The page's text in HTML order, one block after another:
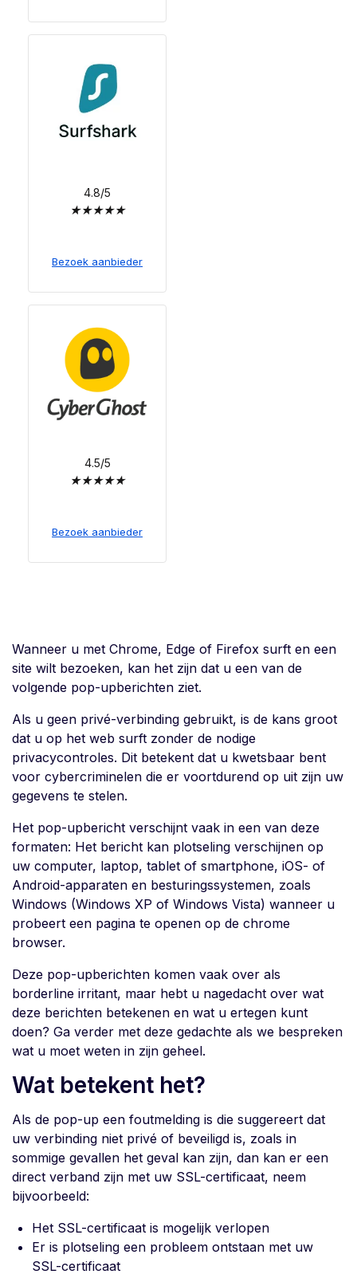
4.8/5
★★★★★
Bezoek aanbieder
4.5/5
★★★★★
Bezoek aanbieder
Wanneer u met Chrome, Edge of Firefox surft en een
site wilt bezoeken, kan het zijn dat u een van de
volgende pop-upberichten ziet.
Als u geen privé-verbinding gebruikt, is de kans groot
dat u op het web surft zonder de nodige
privacycontroles. Dit betekent dat u kwetsbaar bent
voor cybercriminelen die er voortdurend op uit zijn uw
gegevens te stelen.
Het pop-upbericht verschijnt vaak in een van deze
formaten: Het bericht kan plotseling verschijnen op
uw computer, laptop, tablet of smartphone, iOS- of
Android-apparaten en besturingssystemen, zoals
Windows (Windows XP of Windows Vista) wanneer u
probeert een pagina te openen op de chrome
browser.
Deze pop-upberichten komen vaak over als
borderline irritant, maar hebt u nagedacht over wat
deze berichten betekenen en wat u ertegen kunt
doen? Ga verder met deze gedachte als we bespreken
wat u moet weten in zijn geheel.
Wat betekent het?
Als de pop-up een foutmelding is die suggereert dat
uw verbinding niet privé of beveiligd is, zoals in
sommige gevallen het geval kan zijn, dan kan er een
direct verband zijn met uw SSL-certificaat, neem
bijvoorbeeld:
Het SSL-certificaat is mogelijk verlopen
Er is plotseling een probleem ontstaan met uw
SSL-certificaat